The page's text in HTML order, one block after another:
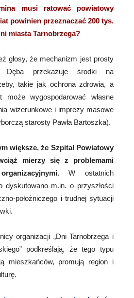
musi ratować powiatowy
powinien przeznaczać 200 tys.
miasta Tarnobrzega?
głosy, że mechanizm jest prosty
przekazuje środki na
takie jak ochrona zdrowia, a
może wygospodarować własne
wizerunkowe i imprezy masowe
starosty Pawła Bartoszka).
większe, że Szpital Powiatowy
mierzy się z problemami
W ostatnich
dyskutowano m.in. o przyszłości
położniczego i trudnej sytuacji
organizacji „Dni Tarnobrzega i
podkreślają, że tego typu
mieszkańców, promują region i